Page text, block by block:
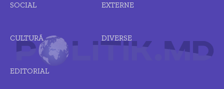
SOCIAL EXTERNE
CULTURĂ DIVERSE
EDITORIAL